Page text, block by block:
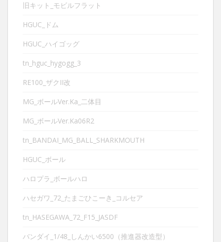
旧キット_モビルフラット
HGUC_ドム
HGUC_ハイゴッグ
tn_hguc_hygogg_3
RE100_ザクII改
MG_ボールVer.Ka_二体目
MG_ボールVer.Ka06R2
tn_BANDAI_MG_BALL_SHARKMOUTH
HGUC_ボール
ハロプラ_ボールハロ
ハセガワ_72_たまごひこーき_コルセア
tn_HASEGAWA_72_F15_JASDF
バンダイ_1/48_しんかい6500（推進器改造型）